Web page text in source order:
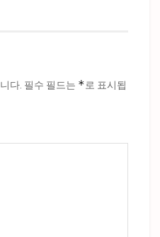
다. 필수 필드는 *로 표시됩